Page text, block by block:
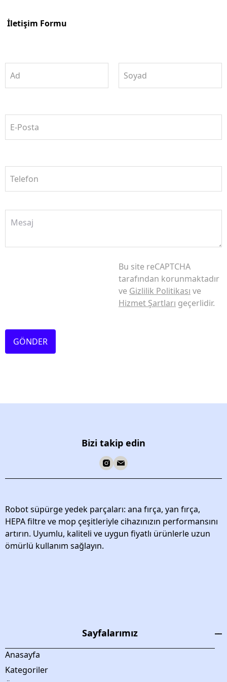
İletişim Formu
Ad Soyad
E-Posta
Telefon
Bu site reCAPTCHA
tarafından korunmaktadır
ve Gizlilik Politikası ve
Hizmet Şartları geçerlidir.
GÖNDER
Bizi takip edin
Robot süpürge yedek parçaları: ana fırça, yan fırça,
HEPA filtre ve mop çeşitleriyle cihazınızın performansını
artırın. Uyumlu, kaliteli ve uygun fiyatlı ürünlerle uzun
ömürlü kullanım sağlayın.
Sayfalarımız
Anasayfa
Kategoriler